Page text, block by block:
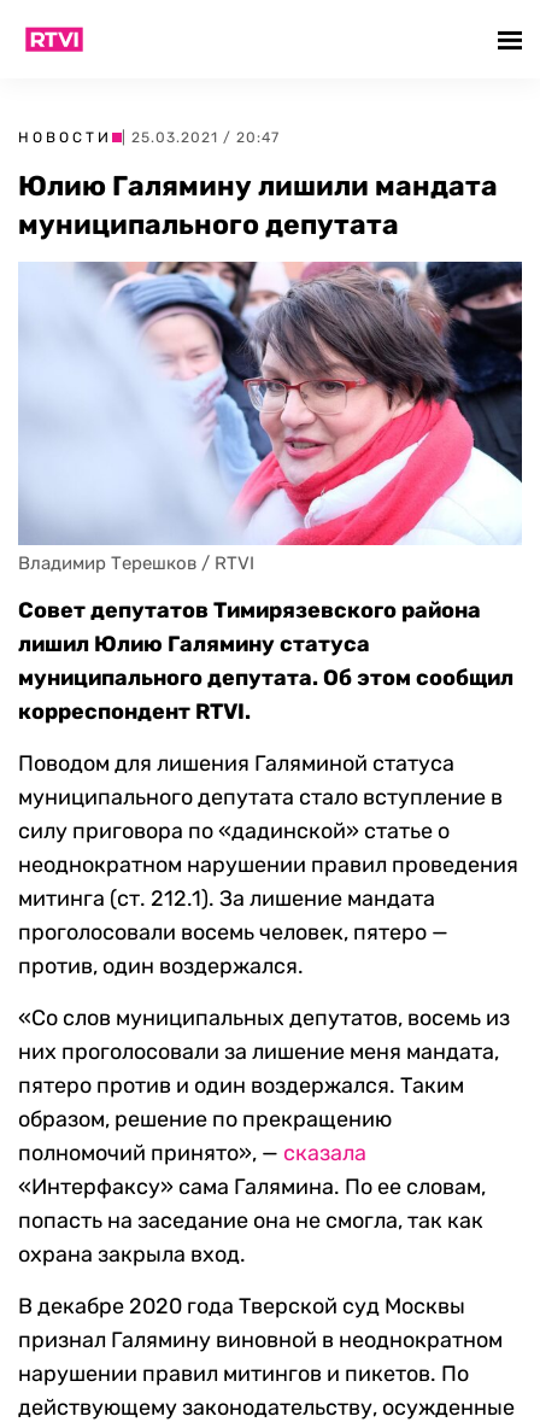
НОВОСТИ | 25.03.2021 / 20:47
Юлию Галямину лишили мандата
муниципального депутата
Владимир Терешков / RTVI
Совет депутатов Тимирязевского района
лишил Юлию Галямину статуса
муниципального депутата. Об этом сообщил
корреспондент RTVI.
Поводом для лишения Галяминой статуса
муниципального депутата стало вступление в
силу приговора по «дадинской» статье о
неоднократном нарушении правил проведения
митинга (ст. 212.1). За лишение мандата
проголосовали восемь человек, пятеро —
против, один воздержался.
«Со слов муниципальных депутатов, восемь из
них проголосовали за лишение меня мандата,
пятеро против и один воздержался. Таким
образом, решение по прекращению
полномочий принято», — сказала
«Интерфаксу» сама Галямина. По ее словам,
попасть на заседание она не смогла, так как
охрана закрыла вход.
В декабре 2020 года Тверской суд Москвы
признал Галямину виновной в неоднократном
нарушении правил митингов и пикетов. По
действующему законодательству, осужденные